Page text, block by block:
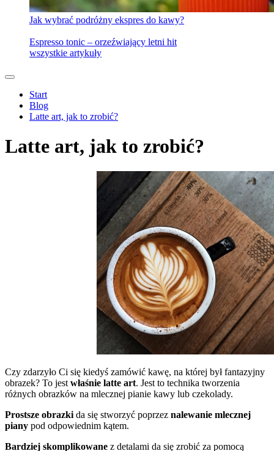
Jak wybrać podróżny ekspres do kawy?
Espresso tonic – orzeźwiający letni hit
Latte art, jak to zrobić?
Latte art, jak to zrobić?